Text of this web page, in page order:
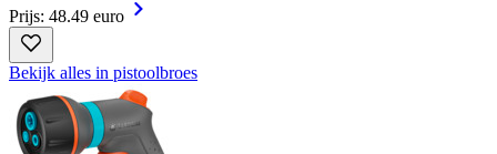
Prijs: 48.49 euro
Bekijk alles in pistoolbroes